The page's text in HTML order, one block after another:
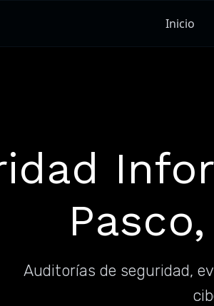
Inicio
Auditorías de seguridad,